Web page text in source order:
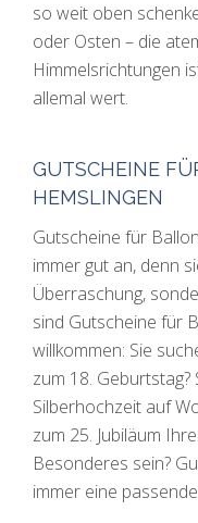
so weit oben
oder Osten – die
Himmelsrichtungen
allemal wert.
GUTSCHEINE
HEMSLINGEN
Gutscheine für
immer gut an, denn
Überraschung,
sind Gutscheine für
willkommen: Sie
zum 18.
Silberhochzeit auf
zum 25. Jubiläum
Besonderes sein?
immer eine